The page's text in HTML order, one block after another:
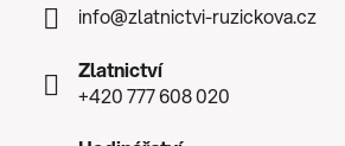
info@zlatnictvi-ruzickova.cz
Zlatnictví
+420 777 608 020